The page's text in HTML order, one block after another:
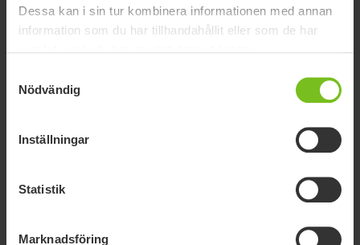
Dessa kan i sin tur kombinera informationen med annan
information som du har tillhandahållit eller som de har
Nödvändig
Inställningar
Statistik
Marknadsföring
Supportsidan för
Vårdarbroms alt 1
(Produkten har utgått)
UTGICK 22-01-01
Med minskad öppningsvinkel för att passa personer med